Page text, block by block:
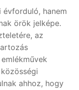
évforduló, hanem
örök jelképe.
az
ahhoz, hogy